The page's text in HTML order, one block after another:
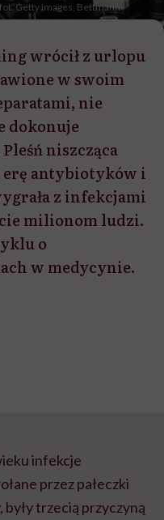
Getty Images, Bettmann
wrócił z urlopu
w swoim
nie
dokonuje
niszcząca
erę antybiotyków i
z infekcjami
milionom ludzi.
o
w medycynie.
infekcje
przez pałeczki
trzecią przyczyną